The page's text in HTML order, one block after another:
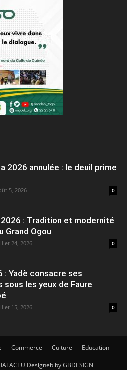
2026 annulée : le deuil prime
5, 2026 0
: Tradition et modernité
Grand Ogou
24, 2026 0
: Yadè consacre ses
sous les yeux de Faure
15, 2026 0
Commerce Culture Education
Designeb by GBDESIGN